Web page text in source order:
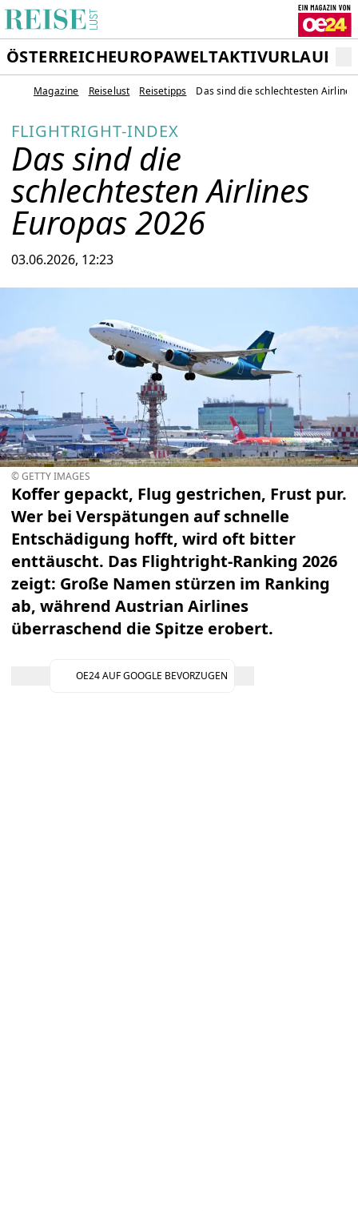
ÖSTERREICHEUROPAWELTAKTIVURLAUB
Magazine Reiselust Reisetipps Das sind die schlechtesten
FLIGHTRIGHT-INDEX
Das sind die
schlechtesten Airlines
Europas 2026
03.06.2026, 12:23
© GETTY IMAGES
Koffer gepackt, Flug gestrichen, Frust pur.
Wer bei Verspätungen auf schnelle
Entschädigung hofft, wird oft bitter
enttäuscht. Das Flightright-Ranking 2026
zeigt: Große Namen stürzen im Ranking
ab, während Austrian Airlines
überraschend die Spitze erobert.
OE24 AUF GOOGLE BEVORZUGEN